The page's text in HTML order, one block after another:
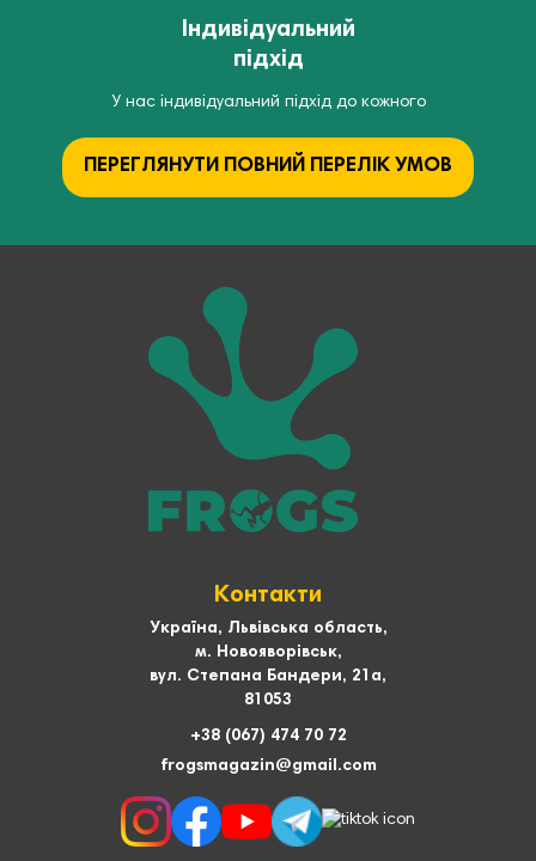
Індивідуальний
підхід
У нас індивідуальний підхід до кожного
ПЕРЕГЛЯНУТИ ПОВНИЙ ПЕРЕЛІК УМОВ
Контакти
Україна, Львівська область,
м. Новояворівськ,
вул. Степана Бандери, 21а,
81053
+38 (067) 474 70 72
frogsmagazin@gmail.com